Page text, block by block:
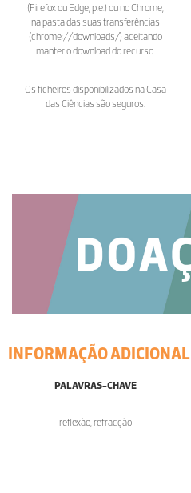
(Firefox ou Edge, p.e.) ou no Chrome,
na pasta das suas transferências
(chrome://downloads/) aceitando
manter o download do recurso.
Os ficheiros disponibilizados na Casa
das Ciências são seguros.
INFORMAÇÃO ADICIONAL
PALAVRAS-CHAVE
reflexão, refracção